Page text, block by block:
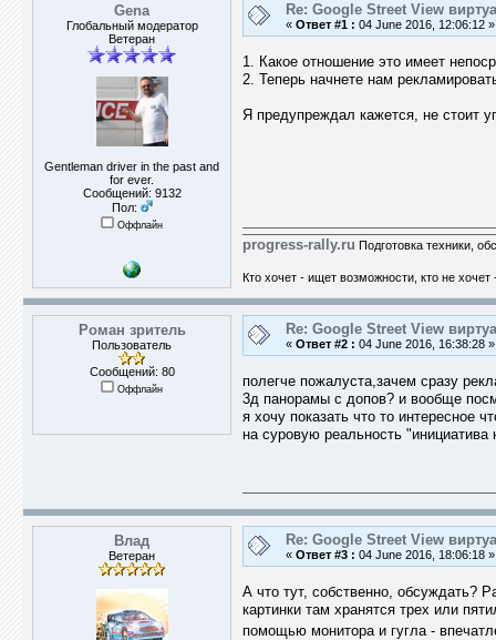
Gena
Глобальный модератор
Ветеран
Gentleman driver in the past and
for ever.
Сообщений: 9132
Пол:
Оффлайн
Re: Google Street View
« Ответ #1 : 04 June 2016, 12:06:12 »
1. Какое отношение это имеет
2. Теперь начнете нам
Я предупреждал кажется, не стоит
progress-rally.ru Подготовка техники,
Кто хочет - ищет возможности, кто не
Роман зритель
Пользователь
Сообщений: 80
Оффлайн
Re: Google Street View
« Ответ #2 : 04 June 2016, 16:38:28 »
полегче пожалуста,зачем сразу
3д панорамы с допов? и вообще
я хочу показать что то интересное
на суровую реальность "инициатива
Влад
Ветеран
Re: Google Street View
« Ответ #3 : 04 June 2016, 18:06:18 »
А что тут, собственно, обсуждать?
картинки там хранятся трех или
помощью монитора и гугла -